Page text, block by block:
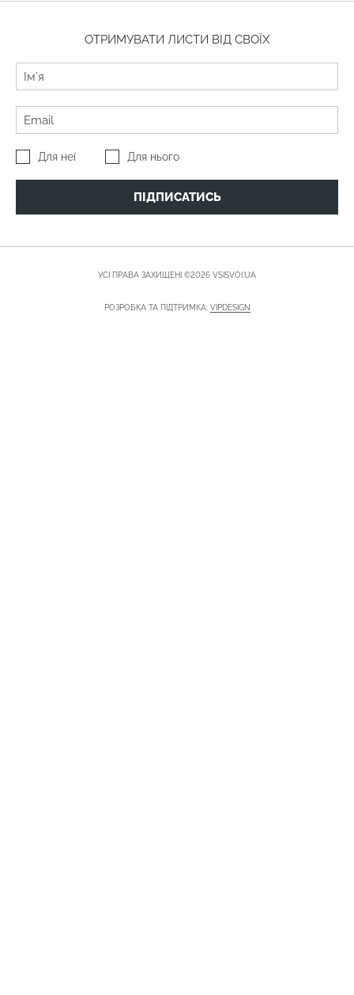
ОТРИМУВАТИ ЛИСТИ ВІД СВОЇХ
Для неї Для нього
ПІДПИСАТИСЬ
УСІ ПРАВА ЗАХИЩЕНІ ©2026 VSISVOI.UA
РОЗРОБКА ТА ПІДТРИМКА: VIPDESIGN